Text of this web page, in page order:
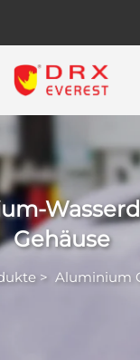
Gehäuse
> Aluminium